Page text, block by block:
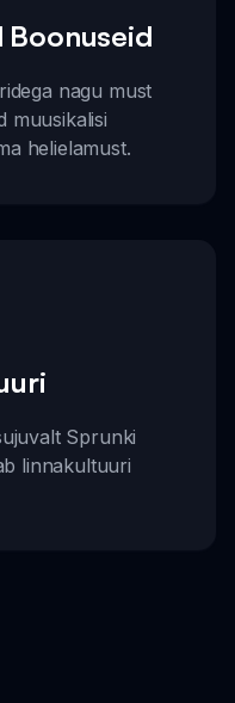
Boonuseid
nagu must
muusikalisi
helielamust.
Sprunki
linnakultuuri